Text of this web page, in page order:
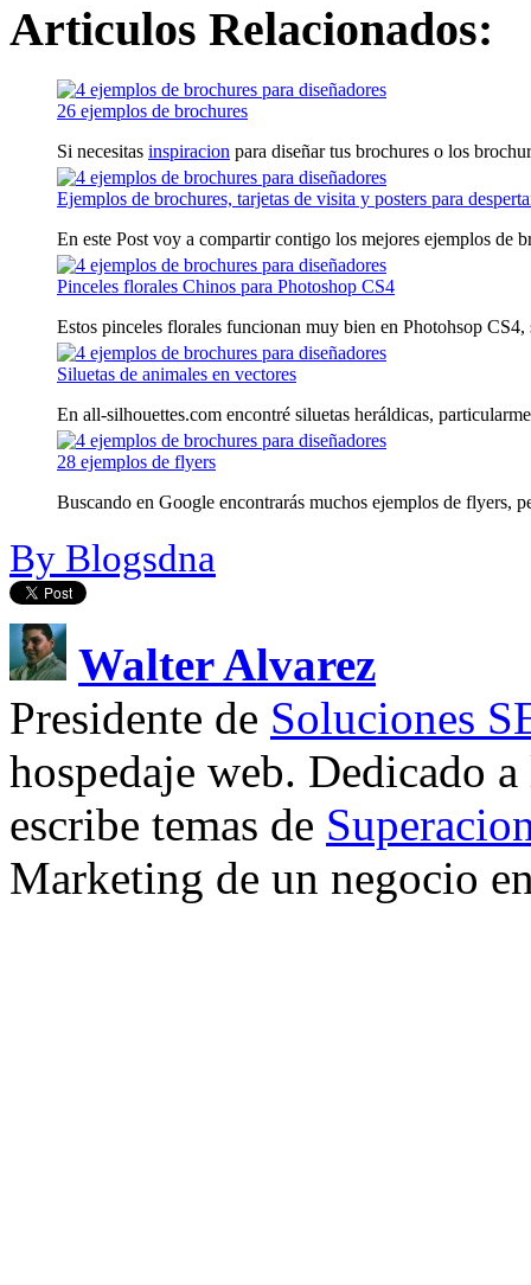
Articulos Relacionados:
26 ejemplos de brochures
Si necesitas inspiracion para diseñar tus brochures o los
Ejemplos de brochures, tarjetas de visita y posters para
En este Post voy a compartir contigo los mejores ejemplos de
Pinceles florales Chinos para Photoshop CS4
Estos pinceles florales funcionan muy bien en Photohsop
Siluetas de animales en vectores
En all-silhouettes.com encontré siluetas heráldicas,
28 ejemplos de flyers
Buscando en Google encontrarás muchos ejemplos de flyers,
By Blogsdna
Walter Alvarez
Presidente de Soluciones
hospedaje web. Dedicado
escribe temas de
Marketing de un negocio